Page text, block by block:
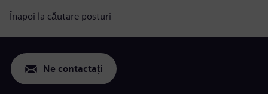
Înapoi la căutare posturi
Ne contactați